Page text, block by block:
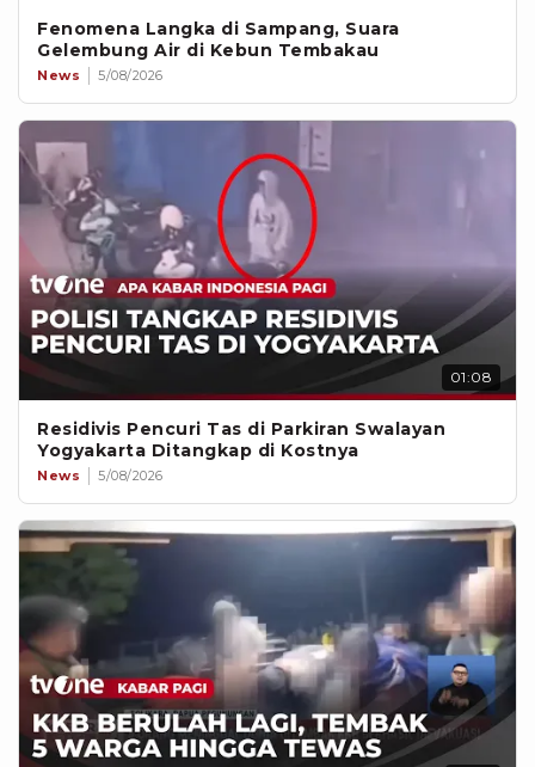
Fenomena Langka di Sampang, Suara
Gelembung Air di Kebun Tembakau
News 5/08/2026
01:08
Residivis Pencuri Tas di Parkiran Swalayan
Yogyakarta Ditangkap di Kostnya
News 5/08/2026